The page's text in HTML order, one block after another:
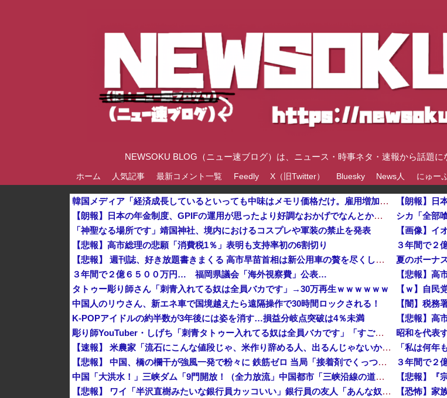
NEWSOKU BLOG（ニュー速ブログ）は、ニュース・時事ネタ・速報から話題
ホーム 人気記事 最新コメント一覧 Feedly X（旧Twitter） Bluesky News人 にゅー
韓国メディア「経済成長しているといっても中味はメモリ価格だけ。雇用増加見通しが半減してしまった」……韓国の内需不況は根強い状況っすね
【朗報】日本の年金制度、GPIFの運用が思ったより好調なおかげでなんとかなりそう他
「神聖なる場所です」靖国神社、境内におけるコスプレや軍装の禁止を発表
【悲報】高市総理の悲願「消費税1％」表明も支持率初の6割切り
【悲報】 週刊誌、好き放題書きまくる 高市早苗首相は新公用車の贅を尽くした後部座席でたばこを吸うのが至福の時間「どんどん延びる乗車時間」
３年間で２億６５００万円… 福岡県議会「海外視察費」公表…
タトゥー彫り師さん「刺青入れてる奴は全員バカです」→30万再生ｗｗｗｗｗｗ
中国人のリウさん、新エネ車で国境越えたら遠隔操作で30時間ロックされる！
K-POPアイドルの約半数が3年後には姿を消す…損益分岐点突破は4％未満
彫り師YouTuber・しげち「刺青タトゥー入れてる奴は全員バカです」「すごい民度低い」「5000円好きなんすよ、バカって」
【速報】 米農家「流石にこんな値段じゃ、米作り辞める人、出るんじゃないかなあ？？」
【悲報】 中国、橋の欄干が強風一発で粉々に 鉄筋ゼロ 当局「接着剤でくっつけただけ」「正常で、品質問題はない」
中国「大洪水！」三峡ダム「9門開放！（全力放流」中国都市「三峡沿線の道路水没」中国政府「高速道路封鎖！」中国ダム「緊急放流に合わせて開門（土砂崩れ発生」→
【悲報】 ワイ「半沢直樹みたいな銀行員カッコいい」銀行員の友人「あんな奴居ねえよ」
シカ「全部
【画像】イ
３年間で２
夏のボーナ
【悲報】高
【闇】税務
【悲報】高
３年間で２
【恐怖】家